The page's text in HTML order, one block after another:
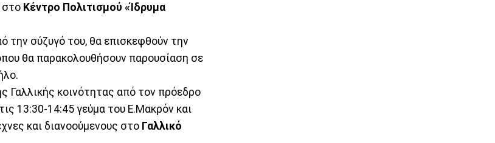
στο Κέντρο Πολιτισμού «Ίδρυμα
την σύζυγό του, θα επισκεφθούν την
θα παρακολουθήσουν παρουσίαση σε
Γαλλικής κοινότητας από τον πρόεδρο
13:30-14:45 γεύμα του Ε.Μακρόν και
και διανοούμενους στο Γαλλικό